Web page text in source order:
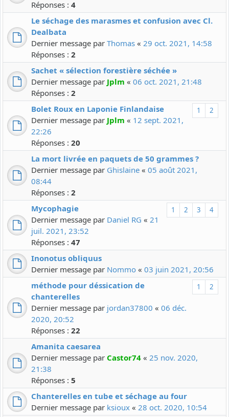
Réponses : 4
Le séchage des marasmes et confusion avec Cl.
Dealbata
Dernier message par Thomas « 29 oct. 2021, 14:58
Réponses : 2
Sachet « sélection forestière séchée »
Dernier message par Jplm « 06 oct. 2021, 21:48
Réponses : 2
1 2
Bolet Roux en Laponie Finlandaise
Dernier message par Jplm « 12 sept. 2021,
22:26
Réponses : 20
La mort livrée en paquets de 50 grammes ?
Dernier message par Ghislaine « 05 août 2021,
08:44
Réponses : 2
1 2 3 4
Mycophagie
Dernier message par Daniel RG « 21
juil. 2021, 23:52
Réponses : 47
Inonotus obliquus
Dernier message par Nommo « 03 juin 2021, 20:56
1 2
méthode pour déssication de
chanterelles
Dernier message par jordan37800 « 06 déc.
2020, 20:52
Réponses : 22
Amanita caesarea
Dernier message par Castor74 « 25 nov. 2020,
21:38
Réponses : 5
Chanterelles en tube et séchage au four
Dernier message par ksioux « 28 oct. 2020, 10:54